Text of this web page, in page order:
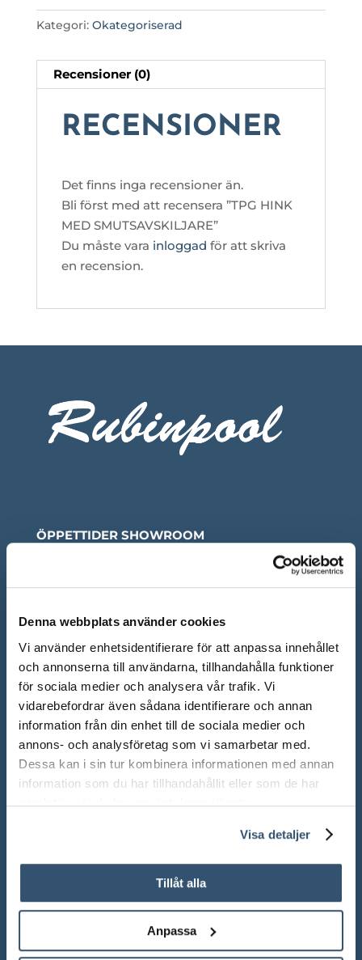
Denna webbplats använder cookies
Vi använder enhetsidentifierare för att anpassa innehållet
och annonserna till användarna, tillhandahålla funktioner
för sociala medier och analysera vår trafik. Vi
vidarebefordrar även sådana identifierare och annan
information från din enhet till de sociala medier och
annons- och analysföretag som vi samarbetar med.
Dessa kan i sin tur kombinera informationen med annan
information som du har tillhandahållit eller som de har
samlat in när du har använt deras tjänster.
Visa detaljer
Tillåt alla
Anpassa
Kategori: Okategoriserad
Recensioner (0)
RECENSIONER
Det finns inga recensioner än.
Bli först med att recensera ”TPG HINK
MED SMUTSAVSKILJARE”
Du måste vara inloggad för att skriva
en recension.
ÖPPETTIDER SHOWROOM
Sön: Stängt
Röda dagar: Stängt om inget annat anges
Adress: Ådalsvägen 271, 265 90 Åstorp
Under våra ordinarie öppettider